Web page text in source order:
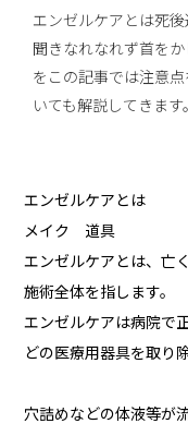
エンゼルケアとは死後
聞きなれなれず首を
をこの記事では注意
いても解説してきます
エンゼルケアとは
メイク 道具
エンゼルケアとは、亡
施術全体を指します。
エンゼルケアは病院で
どの医療用器具を取り
穴詰めなどの体液等が